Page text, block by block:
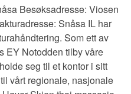
Besøksadresse: Viosen
Snåsa IL har
Som ett av
EY Notodden tilby våre
seg til et kontor i sitt
vårt regionale, nasjonale